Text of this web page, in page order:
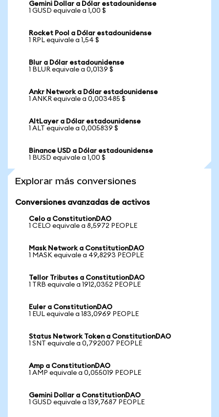
Gemini Dollar a Dólar estadounidense
1 GUSD equivale a 1,00 $
Rocket Pool a Dólar estadounidense
1 RPL equivale a 1,54 $
Blur a Dólar estadounidense
1 BLUR equivale a 0,0139 $
Ankr Network a Dólar estadounidense
1 ANKR equivale a 0,003485 $
AltLayer a Dólar estadounidense
1 ALT equivale a 0,005839 $
Binance USD a Dólar estadounidense
1 BUSD equivale a 1,00 $
Explorar más conversiones
Conversiones avanzadas de activos
Celo a ConstitutionDAO
1 CELO equivale a 8,5972 PEOPLE
Mask Network a ConstitutionDAO
1 MASK equivale a 49,8293 PEOPLE
Tellor Tributes a ConstitutionDAO
1 TRB equivale a 1912,0352 PEOPLE
Euler a ConstitutionDAO
1 EUL equivale a 183,0969 PEOPLE
Status Network Token a ConstitutionDAO
1 SNT equivale a 0,792007 PEOPLE
Amp a ConstitutionDAO
1 AMP equivale a 0,055019 PEOPLE
Gemini Dollar a ConstitutionDAO
1 GUSD equivale a 139,7687 PEOPLE